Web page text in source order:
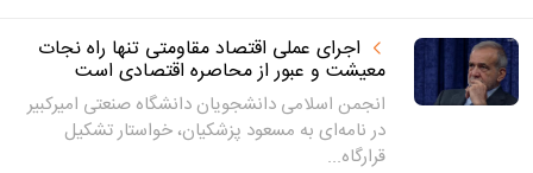
اجرای عملی اقتصاد مقاومتی تنها راه نجات
معیشت و عبور از محاصره اقتصادی است
انجمن اسلامی دانشجویان دانشگاه صنعتی امیرکبیر
در نامه‌ای به مسعود پزشکیان، خواستار تشکیل
قرارگاه...